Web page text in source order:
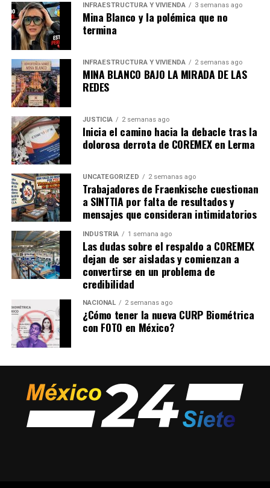
INFRAESTRUCTURA Y VIVIENDA 3 semanas ago
Mina Blanco y la polémica que no
termina
INFRAESTRUCTURA Y VIVIENDA 2 semanas ago
MINA BLANCO BAJO LA MIRADA DE LAS
REDES
JUSTICIA 2 semanas ago
Inicia el camino hacia la debacle tras la
dolorosa derrota de COREMEX en Lerma
UNCATEGORIZED 2 semanas ago
Trabajadores de Fraenkische cuestionan
a SINTTIA por falta de resultados y
mensajes que consideran intimidatorios
INDUSTRIA 1 semana ago
Las dudas sobre el respaldo a COREMEX
dejan de ser aisladas y comienzan a
convertirse en un problema de
credibilidad
NACIONAL 2 semanas ago
¿Cómo tener la nueva CURP Biométrica
con FOTO en México?